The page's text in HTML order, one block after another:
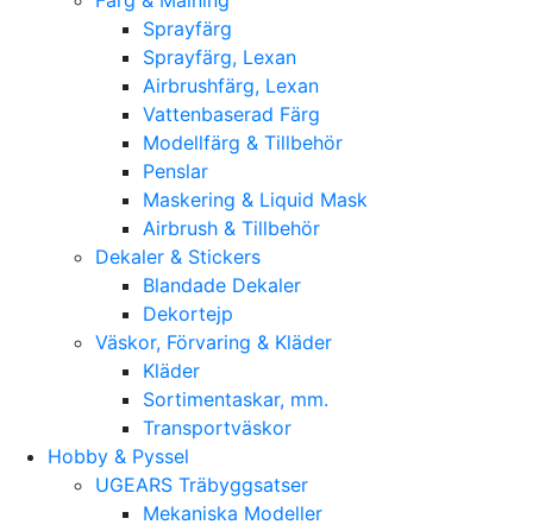
Sprayfärg
Sprayfärg, Lexan
Airbrushfärg, Lexan
Vattenbaserad Färg
Modellfärg & Tillbehör
Penslar
Maskering & Liquid Mask
Airbrush & Tillbehör
Dekaler & Stickers
Blandade Dekaler
Dekortejp
Väskor, Förvaring & Kläder
Kläder
Sortimentaskar, mm.
Transportväskor
Hobby & Pyssel
UGEARS Träbyggsatser
Mekaniska Modeller